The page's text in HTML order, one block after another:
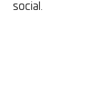
social.